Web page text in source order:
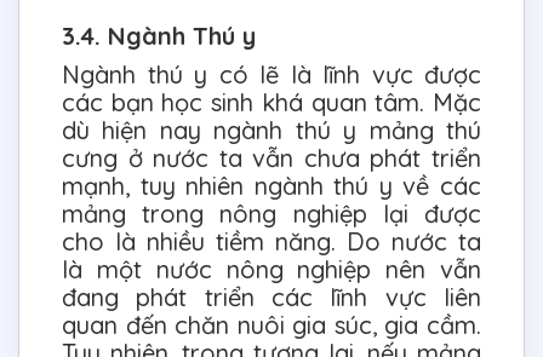
3.4. Ngành Thú y
Ngành thú y có lẽ là lĩnh vực được
các bạn học sinh khá quan tâm. Mặc
dù hiện nay ngành thú y mảng thú
cưng ở nước ta vẫn chưa phát triển
mạnh, tuy nhiên ngành thú y về các
mảng trong nông nghiệp lại được
cho là nhiều tiềm năng. Do nước ta
là một nước nông nghiệp nên vẫn
đang phát triển các lĩnh vực liên
quan đến chăn nuôi gia súc, gia cầm.